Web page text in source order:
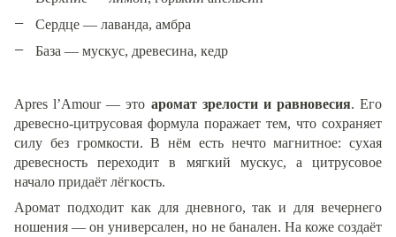
Сердце — лаванда, амбра
База — мускус, древесина, кедр
Apres l’Amour — это аромат зрелости и равновесия. Его
древесно-цитрусовая формула поражает тем, что сохраняет
силу без громкости. В нём есть нечто магнитное: сухая
древесность переходит в мягкий мускус, а цитрусовое
начало придаёт лёгкость.
Аромат подходит как для дневного, так и для вечернего
ношения — он универсален, но не банален. На коже создаёт